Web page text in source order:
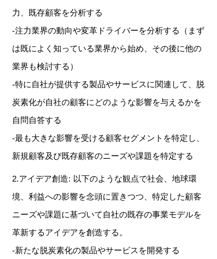
力、既存顧客を分析する
-注力業界の動向や変革ドライバーを分析する（まず
は既によく知っている業界から始め、その後に他の
業界も検討する）
-特に自社が提供する製品やサービスに関連して、脱
炭素化が自社の顧客にどのような影響を与えるかを
自問自答する
-最も大きな影響を受ける顧客セグメントを特定し、
新規顧客及び既存顧客のニーズや課題を特定する
2.アイデア創造: 以下のような観点で社会、地球環
境、利益への影響を念頭に置きつつ、特定した顧客
ニーズや課題に基づいて自社の既存の事業モデルを
革新するアイデアを創造する。
-新たな脱炭素化の製品やサービスを開発する